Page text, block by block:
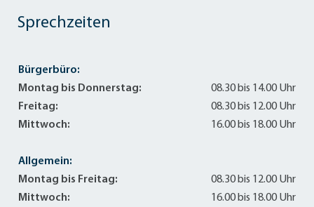
Sprechzeiten
Bürgerbüro:
Montag bis Donnerstag:
08.30 bis 14.00 Uhr
Freitag:
08.30 bis 12.00 Uhr
Mittwoch:
16.00 bis 18.00 Uhr
Allgemein:
Montag bis Freitag:
08.30 bis 12.00 Uhr
Mittwoch:
16.00 bis 18.00 Uhr